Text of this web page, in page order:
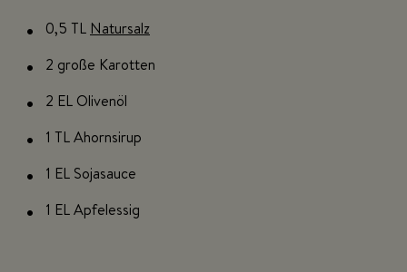
0,5 TL Natursalz
2 große Karotten
2 EL Olivenöl
1 TL Ahornsirup
1 EL Sojasauce
1 EL Apfelessig